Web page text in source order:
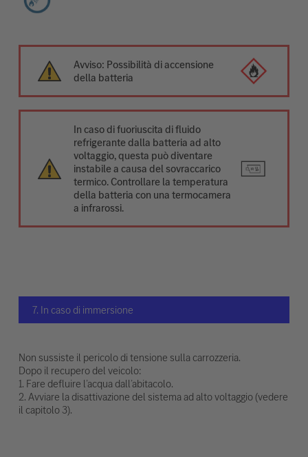
Avviso: Possibilità di accensione
della batteria
In caso di fuoriuscita di fluido
refrigerante dalla batteria ad alto
voltaggio, questa può diventare
instabile a causa del sovraccarico
termico. Controllare la temperatura
della batteria con una termocamera
a infrarossi.
7. In caso di immersione
Non sussiste il pericolo di tensione sulla carrozzeria.
Dopo il recupero del veicolo:
1. Fare defluire l’acqua dall’abitacolo.
2. Avviare la disattivazione del sistema ad alto voltaggio (vedere
il capitolo 3).